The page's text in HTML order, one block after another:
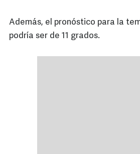
Además, el pronóstico para la
podría ser de 11 grados.